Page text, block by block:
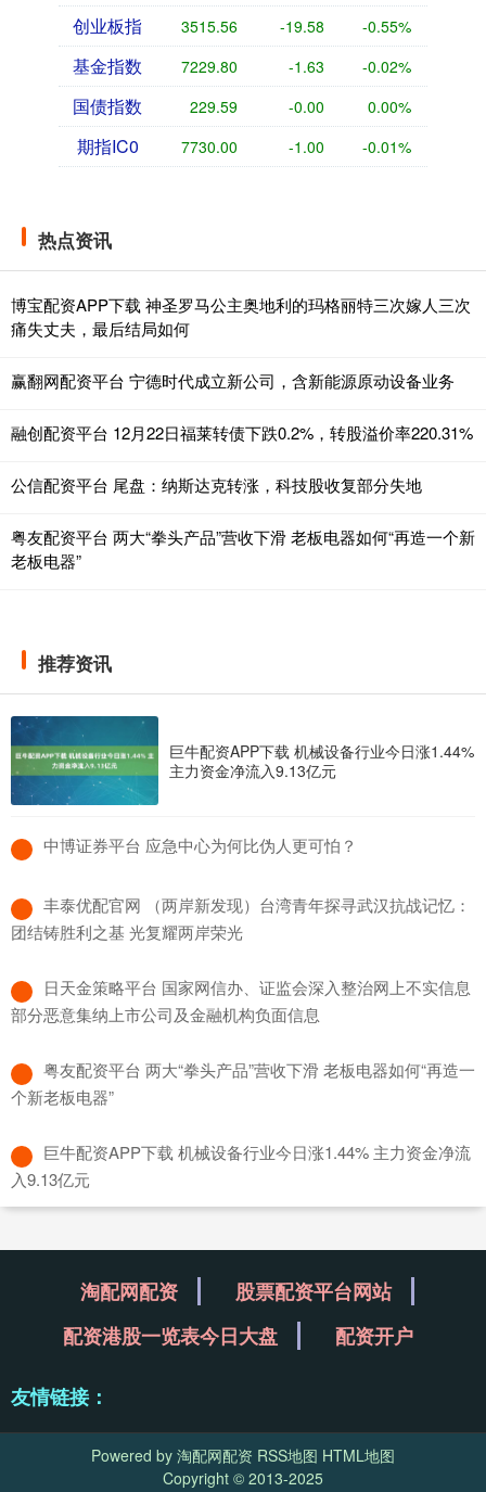
创业板指 3515.56 -19.58 -0.55%
基金指数 7229.80 -1.63 -0.02%
国债指数 229.59 -0.00 0.00%
期指IC0 7730.00 -1.00 -0.01%
热点资讯
博宝配资APP下载 神圣罗马公主奥地利的玛格丽特三次嫁人三次
痛失丈夫，最后结局如何
赢翻网配资平台 宁德时代成立新公司，含新能源原动设备业务
融创配资平台 12月22日福莱转债下跌0.2%，转股溢价率220.31%
公信配资平台 尾盘：纳斯达克转涨，科技股收复部分失地
粤友配资平台 两大“拳头产品”营收下滑 老板电器如何“再造一个新
老板电器”
推荐资讯
巨牛配资APP下载 机械设备行业今日涨1.44%
主力资金净流入9.13亿元
​中博证券平台 应急中心为何比伪人更可怕？
​丰泰优配官网 （两岸新发现）台湾青年探寻武汉抗战记忆：
团结铸胜利之基 光复耀两岸荣光
​日天金策略平台 国家网信办、证监会深入整治网上不实信息
部分恶意集纳上市公司及金融机构负面信息
​粤友配资平台 两大“拳头产品”营收下滑 老板电器如何“再造一
个新老板电器”
​巨牛配资APP下载 机械设备行业今日涨1.44% 主力资金净流
入9.13亿元
淘配网配资
股票配资平台网站
配资港股一览表今日大盘
配资开户
友情链接：
Powered by 淘配网配资 RSS地图 HTML地图
Copyright © 2013-2025